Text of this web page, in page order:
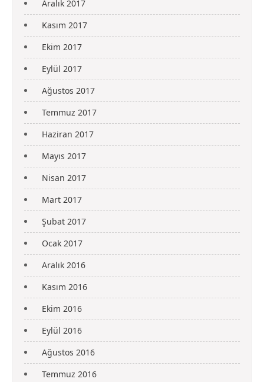
Aralık 2017
Kasım 2017
Ekim 2017
Eylül 2017
Ağustos 2017
Temmuz 2017
Haziran 2017
Mayıs 2017
Nisan 2017
Mart 2017
Şubat 2017
Ocak 2017
Aralık 2016
Kasım 2016
Ekim 2016
Eylül 2016
Ağustos 2016
Temmuz 2016